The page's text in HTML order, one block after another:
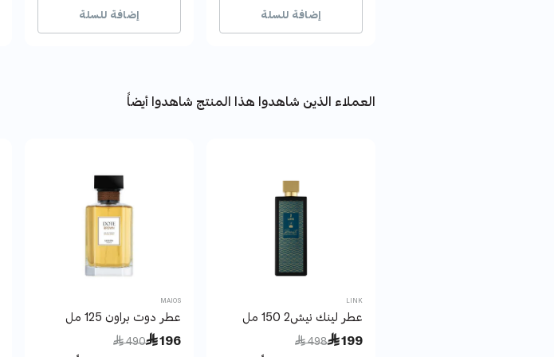
إضافة للسلة إضافة للسلة
العملاء الذين شاهدوا هذا المنتج شاهدوا أيضاً
LINK
عطر لينك نيش2 150 مل
 199
Price reduced from
 498
to
MAIOS
عطر دوت براون 125 مل
 196
Price reduced from
 490
to